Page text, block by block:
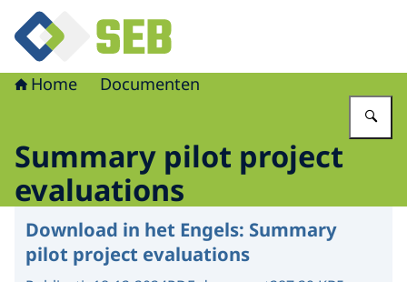
Naar de homepage van Schoon en Emissieloos Bouwen
Home Documenten
Summary pilot project
evaluations
Download in het Engels: Summary
pilot project evaluations